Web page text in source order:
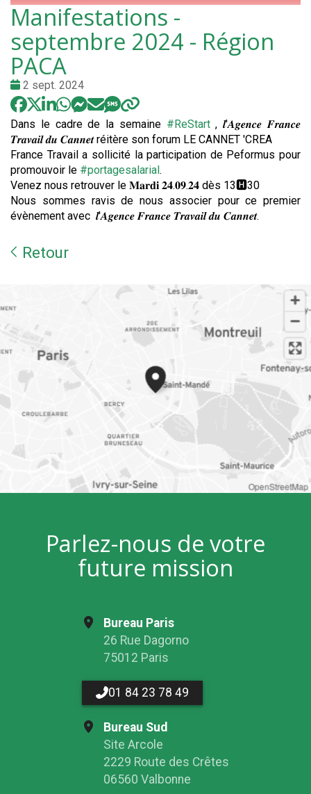
Manifestations -
septembre 2024 - Région
PACA
Date
:
2 sept. 2024
Dans le cadre de la semaine #ReStart, 𝒍'𝑨𝒈𝒆𝒏𝒄𝒆 𝑭𝒓𝒂𝒏𝒄𝒆
𝑻𝒓𝒂𝒗𝒂𝒊𝒍 𝒅𝒖 𝑪𝒂𝒏𝒏𝒆𝒕 réitère son forum LE CANNET 'CREA
France Travail a sollicité la participation de Peformus pour
promouvoir le #portagesalarial.
Venez nous retrouver le 𝐌𝐚𝐫𝐝𝐢 𝟐𝟒.𝟎𝟗.𝟐𝟒 dès 13🅷30
Nous sommes ravis de nous associer pour ce premier
évènement avec 𝒍'𝑨𝒈𝒆𝒏𝒄𝒆 𝑭𝒓𝒂𝒏𝒄𝒆 𝑻𝒓𝒂𝒗𝒂𝒊𝒍 𝒅𝒖 𝑪𝒂𝒏𝒏𝒆𝒕.
Retour
OpenStreetMap
Parlez-nous de votre
future mission
Bureau Paris
26 Rue Dagorno
75012 Paris
01 84 23 78 49
Bureau Sud
Site Arcole
2229 Route des Crêtes
06560 Valbonne